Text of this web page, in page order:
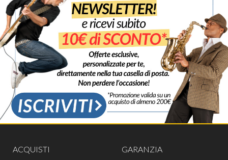
ACQUISTI GARANZIA